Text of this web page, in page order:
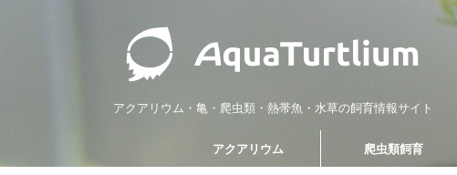
アクアリウム・亀・爬虫類・熱帯魚・水草の飼育情報サイト
アクアリウム 爬虫類飼育